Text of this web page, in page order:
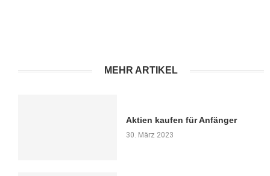
MEHR ARTIKEL
Aktien kaufen für Anfänger
30. März 2023